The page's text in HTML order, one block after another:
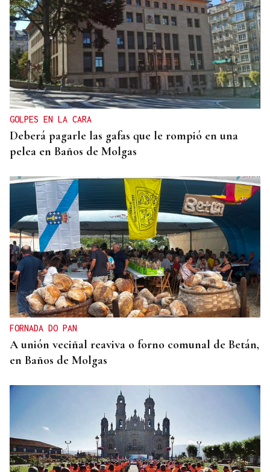
GOLPES EN LA CARA
Deberá pagarle las gafas que le rompió en una
pelea en Baños de Molgas
FORNADA DO PAN
A unión veciñal reaviva o forno comunal de Betán,
en Baños de Molgas